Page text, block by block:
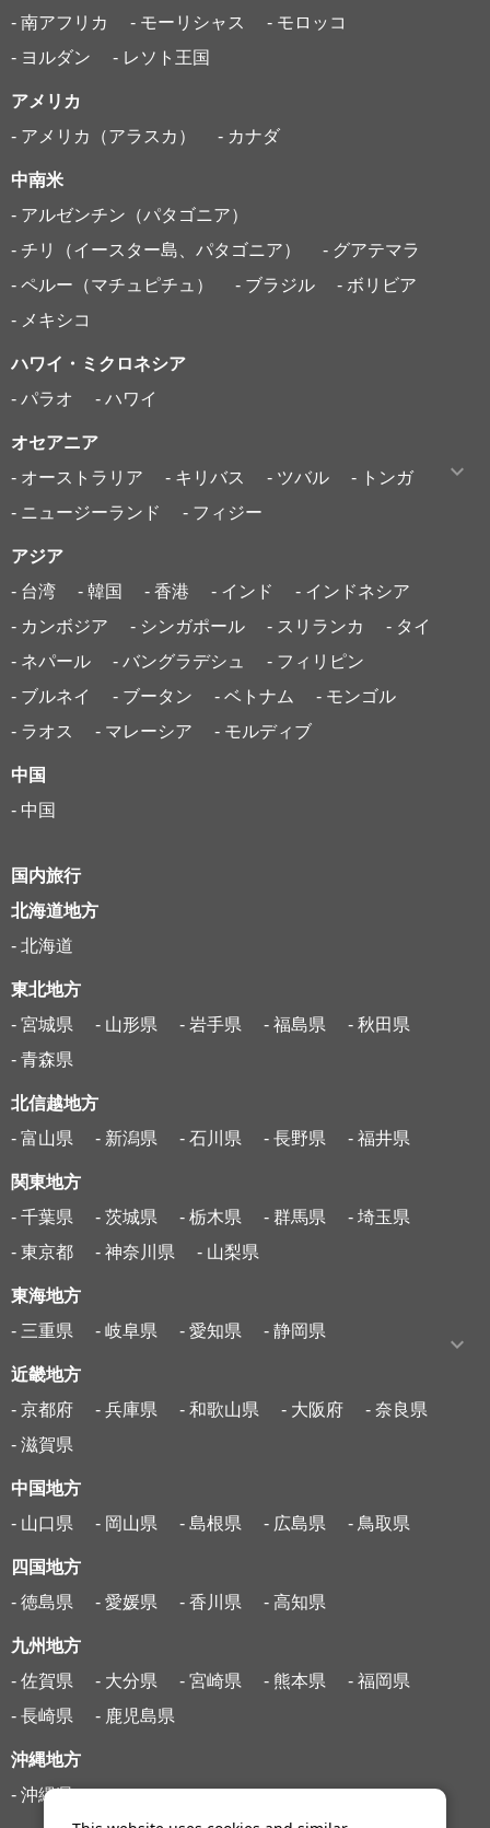
- 南アフリカ
- モーリシャス
- モロッコ
- ヨルダン
- レソト王国
アメリカ
- アメリカ（アラスカ）
- カナダ
中南米
- アルゼンチン（パタゴニア）
- チリ（イースター島、パタゴニア）
- グアテマラ
- ペルー（マチュピチュ）
- ブラジル
- ボリビア
- メキシコ
ハワイ・ミクロネシア
- パラオ
- ハワイ
オセアニア
- オーストラリア
- キリバス - ツバル
- トンガ
- ニュージーランド
- フィジー
アジア
- 台湾
- 韓国 - 香港 - インド
- インドネシア
- カンボジア
- シンガポール - スリランカ
- タイ
- ネパール
- バングラデシュ
- フィリピン
- ブルネイ
- ブータン - ベトナム
- モンゴル
- ラオス
- マレーシア - モルディブ
中国
- 中国
国内旅行
北海道地方
- 北海道
東北地方
- 宮城県
- 山形県 - 岩手県 - 福島県
- 秋田県
- 青森県
北信越地方
- 富山県
- 新潟県 - 石川県 - 長野県 - 福井県
関東地方
- 千葉県
- 茨城県 - 栃木県 - 群馬県
- 埼玉県
- 東京都
- 神奈川県 - 山梨県
東海地方
- 三重県
- 岐阜県 - 愛知県 - 静岡県
近畿地方
- 京都府
- 兵庫県 - 和歌山県 - 大阪府
- 奈良県
- 滋賀県
中国地方
- 山口県
- 岡山県 - 島根県 - 広島県 - 鳥取県
四国地方
- 徳島県
- 愛媛県 - 香川県 - 高知県
九州地方
- 佐賀県
- 大分県 - 宮崎県 - 熊本県
- 福岡県
- 長崎県
- 鹿児島県
沖縄地方
- 沖縄県